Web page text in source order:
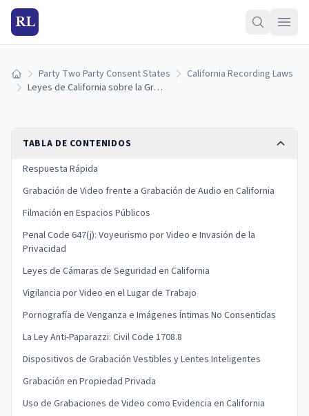
RL
Inicio Party Two Party Consent States
California Recording Laws
Leyes de California sobre la Grabación de Video: Filmación, Vigilancia y Consentimiento (2026)
TABLA DE CONTENIDOS
Respuesta Rápida
Grabación de Video frente a Grabación de Audio en California
Filmación en Espacios Públicos
Penal Code 647(j): Voyeurismo por Video e Invasión de la
Privacidad
Leyes de Cámaras de Seguridad en California
Vigilancia por Video en el Lugar de Trabajo
Pornografía de Venganza e Imágenes Íntimas No Consentidas
La Ley Anti-Paparazzi: Civil Code 1708.8
Dispositivos de Grabación Vestibles y Lentes Inteligentes
Grabación en Propiedad Privada
Uso de Grabaciones de Video como Evidencia en California